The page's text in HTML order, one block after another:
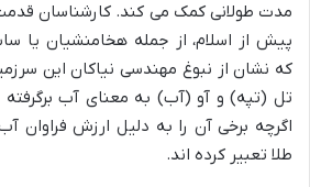
مدت طولانی کمک می کند. کارشناسان
پیش از اسلام، از جمله هخامنشیان یا
که نشان از نبوغ مهندسی نیاکان این
تل (تپه) و آو (آب) به معنای آب
اگرچه برخی آن را به دلیل ارزش فراوان
طلا تعبیر کرده اند.